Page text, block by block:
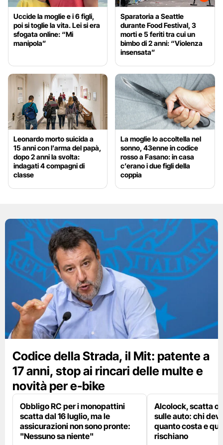
Uccide la moglie e i 6 figli,
poi si toglie la vita. Lei si era
sfogata online: “Mi
manipola”
Sparatoria a Seattle
durante Food Festival, 3
morti e 5 feriti tra cui un
bimbo di 2 anni: “Violenza
insensata”
Leonardo morto suicida a
15 anni con l’arma del papà,
dopo 2 anni la svolta:
indagati 4 compagni di
classe
La moglie lo accoltella nel
sonno, 43enne in codice
rosso a Fasano: in casa
c’erano i due figli della
coppia
Codice della Strada, il Mit: patente a
17 anni, stop ai rincari delle multe e
novità per e-bike
Obbligo RC per i monopattini
scatta dal 16 luglio, ma le
assicurazioni non sono pronte:
"Nessuno sa niente"
Alcolock, scatta
sulle auto: chi
quanto costa e
rischiano